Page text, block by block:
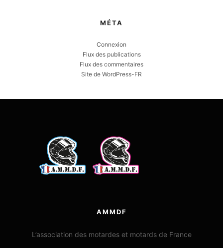
MÉTA
Connexion
Flux des publications
Flux des commentaires
Site de WordPress-FR
AMMDF
L’association des motardes et motards de France